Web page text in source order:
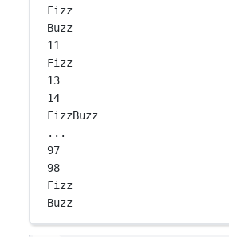
Fizz
Buzz
11
Fizz
13
14
FizzBuzz
...
97
98
Fizz
Buzz